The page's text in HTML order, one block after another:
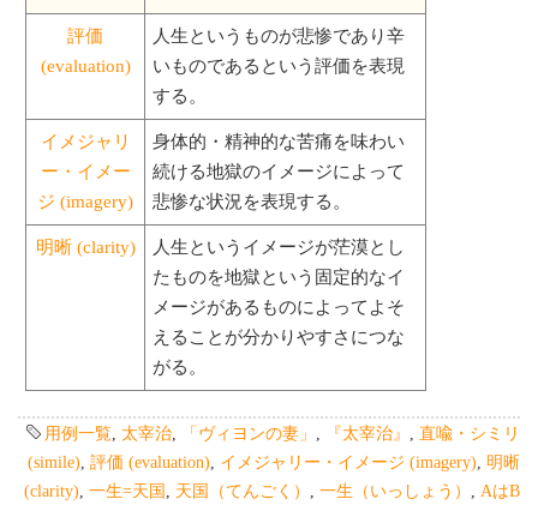
評価
(evaluation)
人生というものが悲惨であり辛
いものであるという評価を表現
する。
イメジャリ
ー・イメー
ジ (imagery)
身体的・精神的な苦痛を味わい
続ける地獄のイメージによって
悲惨な状況を表現する。
明晰 (clarity)
人生というイメージが茫漠とし
たものを地獄という固定的なイ
メージがあるものによってよそ
えることが分かりやすさにつな
がる。
用例一覧 太宰治 「ヴィヨンの妻」 『太宰治』
直喩・シミリ
(simile) 評価 (evaluation) イメジャリー・イメージ (imagery)
明晰
(clarity) 一生=天国 天国（てんごく） 一生（いっしょう）
AはB